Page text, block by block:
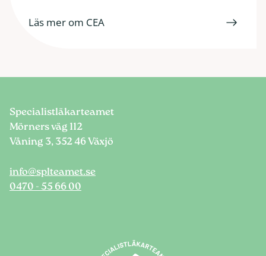
Läs mer om CEA
Specialistläkarteamet
Mörners väg 112
Våning 3, 352 46 Växjö
info@splteamet.se
0470 - 55 66 00